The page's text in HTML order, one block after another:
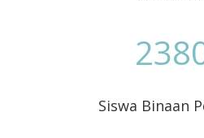
Siswa Binaan